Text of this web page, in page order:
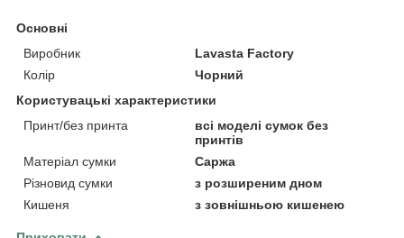
Основні
Виробник
Lavasta Factory
Колір
Чорний
Користувацькі характеристики
Принт/без принта
всі моделі сумок без
принтів
Матеріал сумки
Саржа
Різновид сумки
з розширеним дном
Кишеня
з зовнішньою кишенею